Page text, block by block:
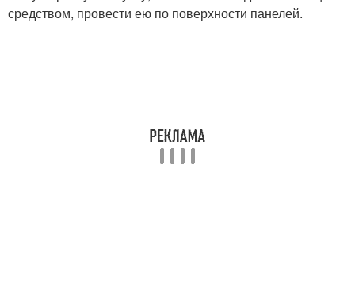
средством, провести ею по поверхности панелей.